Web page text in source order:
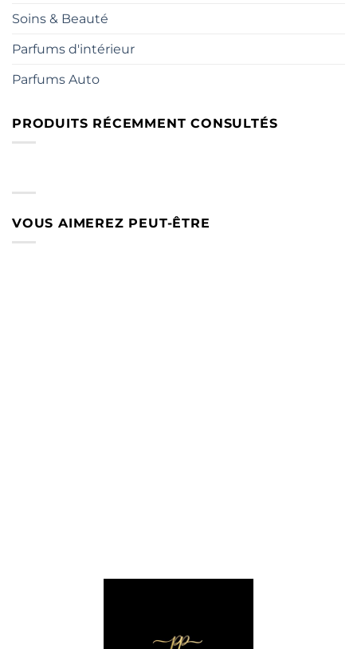
Soins & Beauté
Parfums d'intérieur
Parfums Auto
PRODUITS RÉCEMMENT CONSULTÉS
VOUS AIMEREZ PEUT-ÊTRE